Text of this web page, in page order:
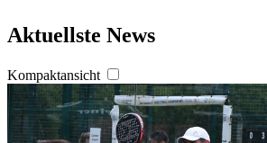
Aktuellste News
Kompaktansicht